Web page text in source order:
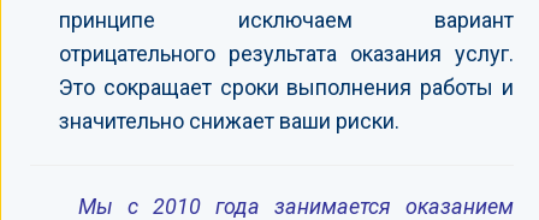
принципе исключаем вариант
отрицательного результата оказания услуг.
Это сокращает сроки выполнения работы и
значительно снижает ваши риски.
Мы с 2010 года занимается оказанием